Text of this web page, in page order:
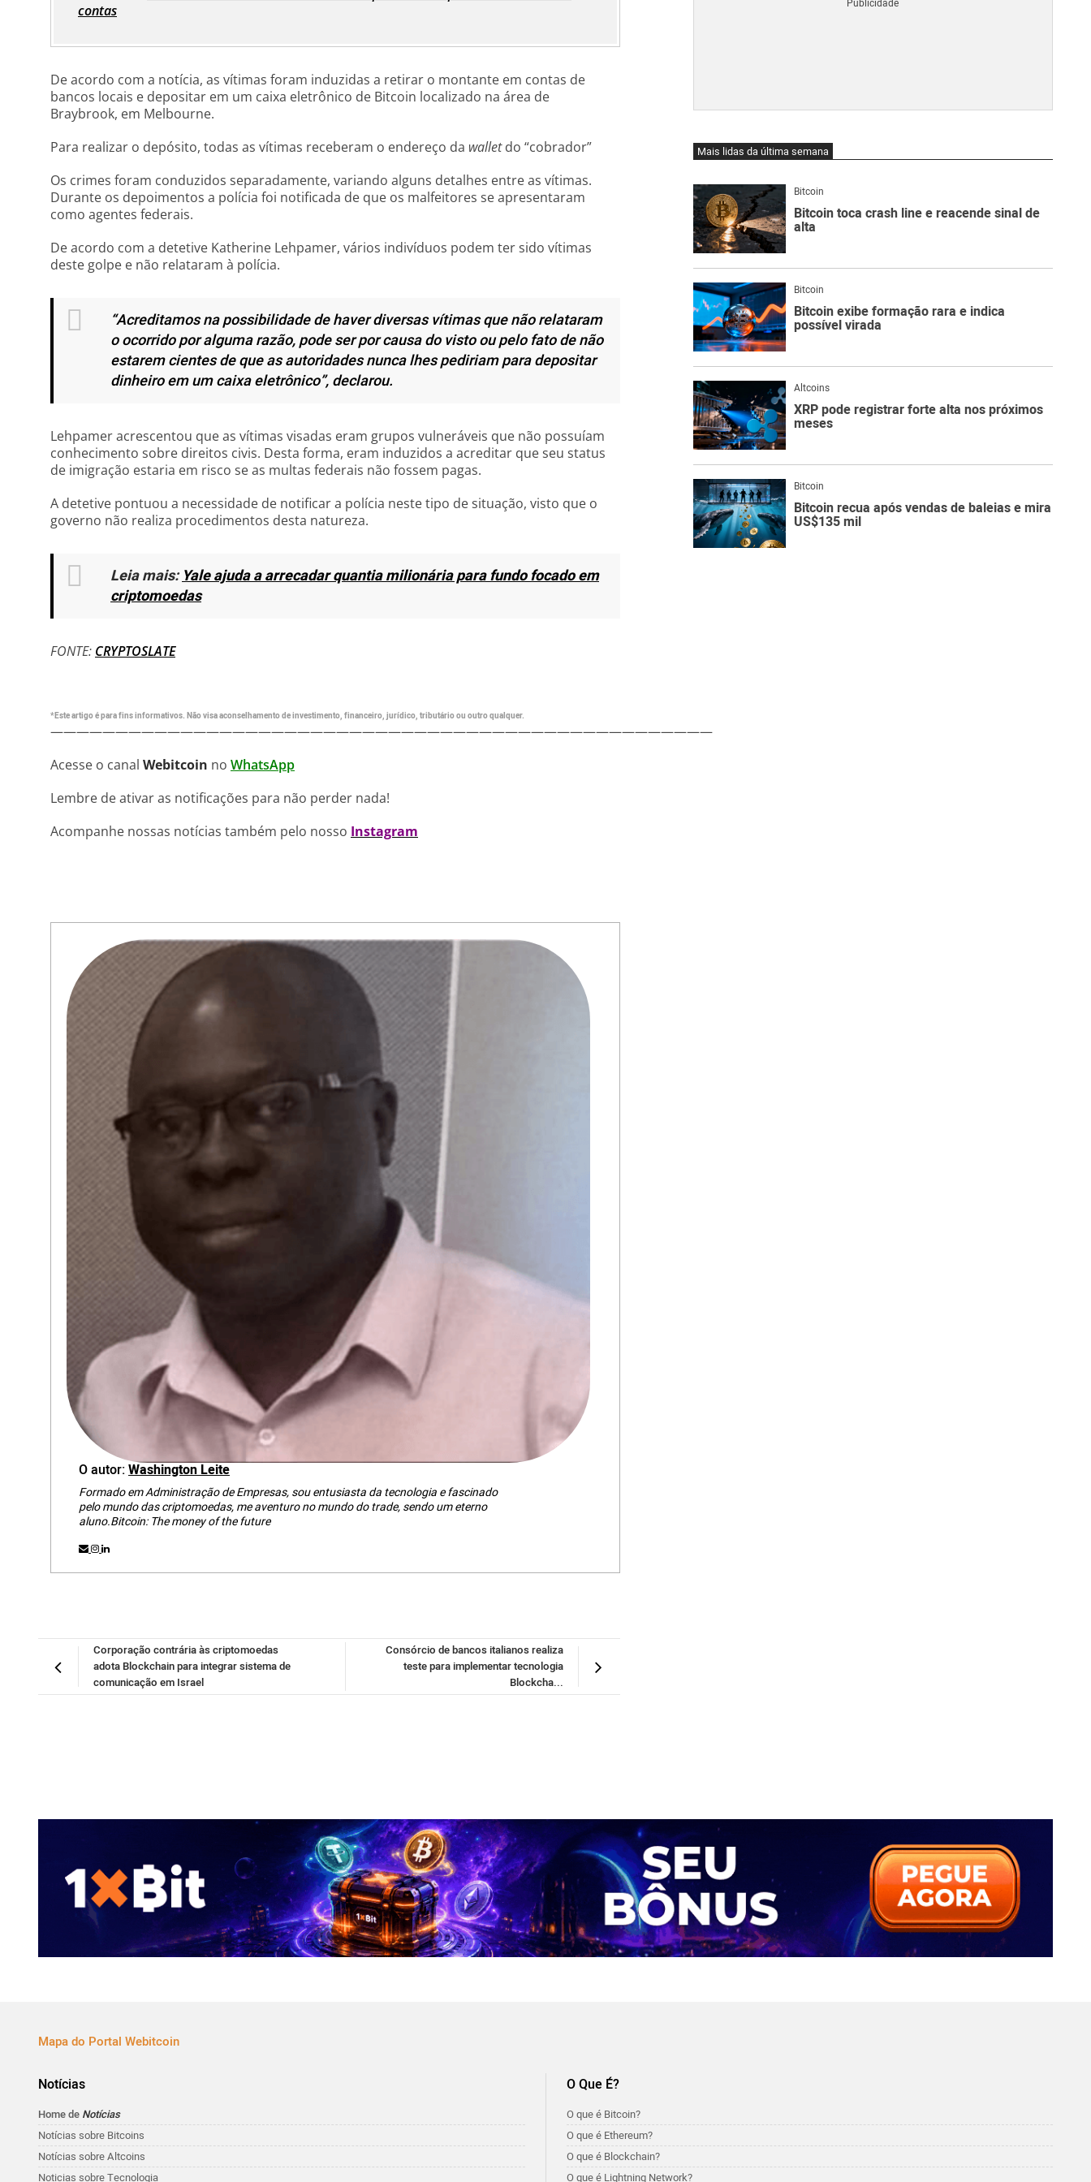
contas
De acordo com a notícia, as vítimas foram induzidas a retirar o montante em contas de
bancos locais e depositar em um caixa eletrônico de Bitcoin localizado na área de
Braybrook, em Melbourne.
Para realizar o depósito, todas as vítimas receberam o endereço da walletdo “cobrador”
Os crimes foram conduzidos separadamente, variando alguns detalhes entre as vítimas.
Durante os depoimentos a polícia foi notificada de que os malfeitores se apresentaram
como agentes federais.
De acordo com a detetive Katherine Lehpamer, vários indivíduos podem ter sido vítimas
deste golpe e não relataram à polícia.
“Acreditamos na possibilidade de haver diversas vítimas que não relataram
o ocorrido por alguma razão, pode ser por causa do visto ou pelo fato de não
estarem cientes de que as autoridades nunca lhes pediriam para depositar
dinheiro em um caixa eletrônico”,declarou.
Lehpamer acrescentou que as vítimas visadas eram grupos vulneráveis que não possuíam
conhecimento sobre direitos civis. Desta forma, eram induzidos a acreditar que seu status
de imigração estaria em risco se as multas federais não fossem pagas.
A detetive pontuou a necessidade de notificar a polícia neste tipo de situação, visto que o
governo não realiza procedimentos desta natureza.
Leia mais:Yale ajuda a arrecadar quantia milionária para fundo focado em
criptomoedas
FONTE: CRYPTOSLATE
*Este artigo é para fins informativos. Não visa aconselhamento de investimento, financeiro, jurídico, tributário ou outro qualquer.
———————————————————————————————————————————————————
Acesse o canal Webitcoin no WhatsApp
Lembre de ativar as notificações para não perder nada!
Acompanhe nossas notícias também pelo nosso Instagram
O autor:Washington Leite
Formado em Administração de Empresas, sou entusiasta da tecnologia e fascinado
pelo mundo das criptomoedas, me aventuro no mundo do trade, sendo um eterno
aluno.Bitcoin: The money of the future
Consórcio de bancos italianos realiza
teste para implementar tecnologia
Blockcha...
Corporação contrária às criptomoedas
adota Blockchain para integrar sistema de
comunicação em Israel
Mais lidas da última semana
Bitcoin
Bitcoin toca crash line e reacende sinal de
alta
Bitcoin
Bitcoin exibe formação rara e indica
possível virada
Altcoins
XRP pode registrar forte alta nos próximos
meses
Bitcoin
Bitcoin recua após vendas de baleias e mira
US$135 mil
Mapa do Portal Webitcoin
Notícias
Home de Notícias
Notícias sobre Bitcoins
Notícias sobre Altcoins
Noticias sobre Tecnologia
O Que É?
O que é Bitcoin?
O que é Ethereum?
O que é Blockchain?
O que é Lightning Network?